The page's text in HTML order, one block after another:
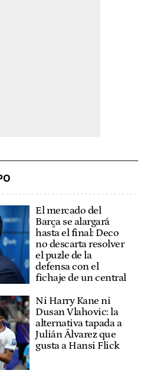
El mercado del
Barça se alargará
hasta el final: Deco
no descarta resolver
el puzle de la
defensa con el
fichaje de un central
Ni Harry Kane ni
Dusan Vlahovic: la
alternativa tapada a
Julián Álvarez que
gusta a Hansi Flick